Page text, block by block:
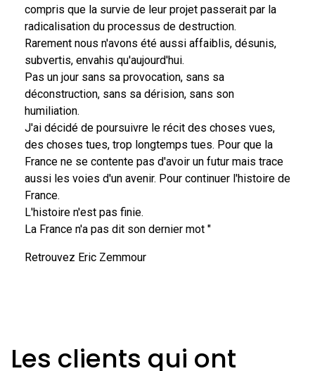
compris que la survie de leur projet passerait par la
radicalisation du processus de destruction.
Rarement nous n'avons été aussi affaiblis, désunis,
subvertis, envahis qu'aujourd'hui.
Pas un jour sans sa provocation, sans sa
déconstruction, sans sa dérision, sans son
humiliation.
J'ai décidé de poursuivre le récit des choses vues,
des choses tues, trop longtemps tues. Pour que la
France ne se contente pas d'avoir un futur mais trace
aussi les voies d'un avenir. Pour continuer l'histoire de
France.
L'histoire n'est pas finie.
La France n'a pas dit son dernier mot "
Retrouvez Eric Zemmour
Les clients qui ont